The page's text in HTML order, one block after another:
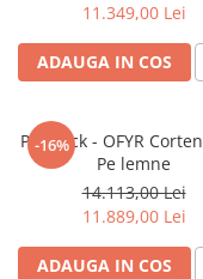
GRILE CREM
GRATARE SI CUPTOARE
BIG GREEN EGG
GRATARE PE LEMNE
GRATARE PREMIUM
GRATARE ELECTRICE
GRĂTARE PE GAZ
11.349,00 Lei
ADAUGA IN COS
-16%
Pro Pack - OFYR
Pe lemne
14.113,00 Lei
11.889,00 Lei
ADAUGA IN COS